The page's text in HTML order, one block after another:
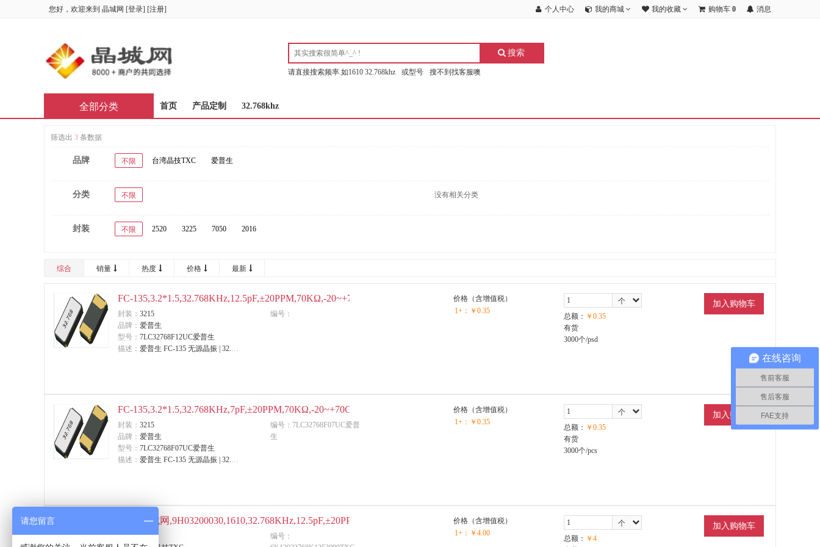
您好，欢迎来到 晶城网 [登录] [注册] 个人中心 我的商城 我的收藏 购物车 0 消息
搜索
请直接搜索频率.如1610 32.768khz 或型号 搜不到找客服噢
首页 产品定制 32.768khz
全部分类
筛选出 3 条数据
品牌 不限 台湾晶技TXC 爱普生
分类 不限 没有相关分类
封装 不限 2520 3225 7050 2016
综合 销量 热度 价格 最新
FC-135,3.2*1.5,32.768KHz,12.5pF,±20PPM,70KΩ,-20~+70C,无铅
封装： 3215
品牌： 爱普生
型号： 7LC32768F12UC爱普生
描述： 爱普生 FC-135 无源晶振 | 32.768kHz 3215 封装 12.5pF
编号：
价格（含增值税）
1+： ￥0.35
个
总额： ￥ 0.35
有货
3000个/psd
加入购物车
FC-135,3.2*1.5,32.768KHz,7pF,±20PPM,70KΩ,-20~+70C,无铅
封装： 3215
品牌： 爱普生
型号： 7LC32768F07UC爱普生
描述： 爱普生 FC-135 无源晶振 | 32.768kHz 3215 封装 7pF
编号：7LC32768F07UC爱普
生
价格（含增值税）
1+： ￥0.35
个
总额： ￥ 0.35
有货
3000个/pcs
加入购物车
TXC,晶城网,9H03200030,1610,32.768KHz,12.5pF,±20PPM
封装：1610
编号：
价格（含增值税）
1+： ￥4.00
个
总额： ￥ 4
加入购物车
在线咨询
售前客服
售后客服
FAE支持
请您留言